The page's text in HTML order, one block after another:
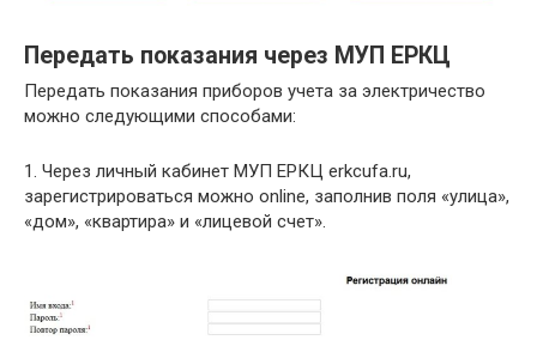
Передать показания через МУП ЕРКЦ
Передать показания приборов учета за электричество
можно следующими способами:
1. Через личный кабинет МУП ЕРКЦ erkcufa.ru,
зарегистрироваться можно online, заполнив поля «улица»,
«дом», «квартира» и «лицевой счет».